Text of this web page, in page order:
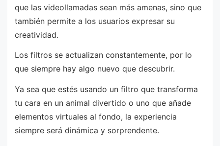
que las videollamadas sean más amenas, sino que
también permite a los usuarios expresar su
creatividad.
Los filtros se actualizan constantemente, por lo
que siempre hay algo nuevo que descubrir.
Ya sea que estés usando un filtro que transforma
tu cara en un animal divertido o uno que añade
elementos virtuales al fondo, la experiencia
siempre será dinámica y sorprendente.